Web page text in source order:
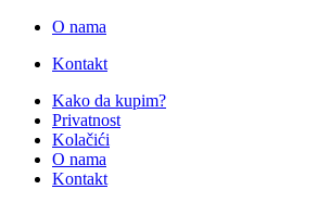
O nama
Kontakt
Kako da kupim?
Privatnost
Kolačići
O nama
Kontakt